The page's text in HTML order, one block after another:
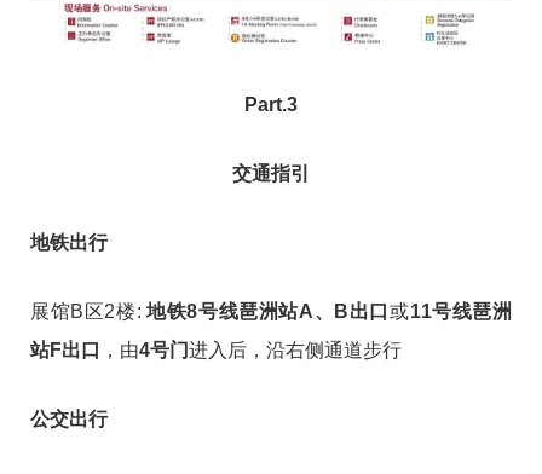
Part.3
交通指引
地铁出行
展馆B区2楼:地铁8号线琶洲站A、B出口或11号线琶洲
站F出口
，由4号门进入后，沿右侧通道步行
公交出行